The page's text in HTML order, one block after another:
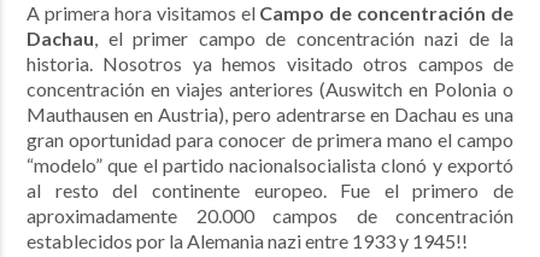
A primera hora visitamos el Campo de concentración de
Dachau, el primer campo de concentración nazi de la
historia. Nosotros ya hemos visitado otros campos de
concentración en viajes anteriores (Auswitch en Polonia o
Mauthausen en Austria), pero adentrarse en Dachau es una
gran oportunidad para conocer de primera mano el campo
“modelo” que el partido nacionalsocialista clonó y exportó
al resto del continente europeo. Fue el primero de
aproximadamente 20.000 campos de concentración
establecidos por la Alemania nazi entre 1933 y 1945!!